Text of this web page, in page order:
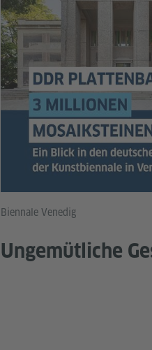
Biennale Venedig
Ungemütliche